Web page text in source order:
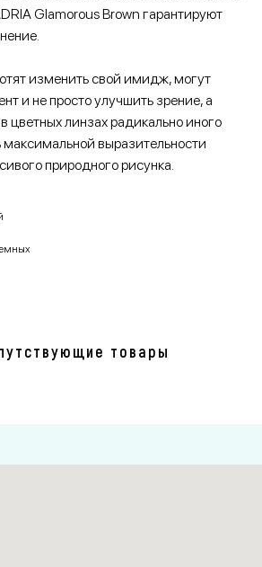
Glamorous Brown гарантируют
изменить свой имидж, могут
и не просто улучшить зрение, а
цветных линзах радикально иного
максимальной выразительности
природного рисунка.
товары